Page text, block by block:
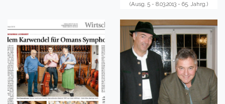
(Ausg. 5 - 8.03.2013 - 65. Jahrg.)